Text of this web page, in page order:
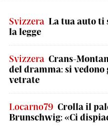
Svizzera La tua auto ti
la legge
Svizzera Crans-
del dramma: si
vetrate
Locarno79 Crolla il
Brunschwig: «Ci